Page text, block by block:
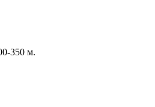
350 м.